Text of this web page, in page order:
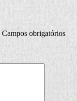
Campos obrigatórios